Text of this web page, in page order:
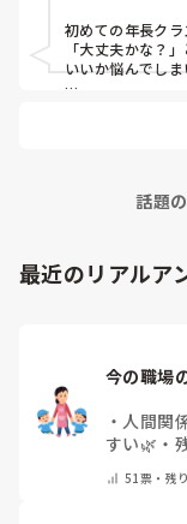
対応にも悩みます。
初めての年長ク
「大丈夫かな？
いいか悩んでし
「こんなこと聞
件、どこまで進
「毎日夕方に5
てしまうと、後輩
話題
最近のリアルア
・ 人間関
すい🌿 ・
51 票・ 残